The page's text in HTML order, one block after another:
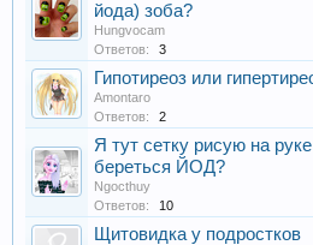
йода) зоба?
Hungvocam
Ответов:
3
Гипотиреоз или
Amontaro
Ответов:
2
Я тут сетку рисую на
береться ЙОД?
Ngocthuy
Ответов:
10
Щитовидка у подростков